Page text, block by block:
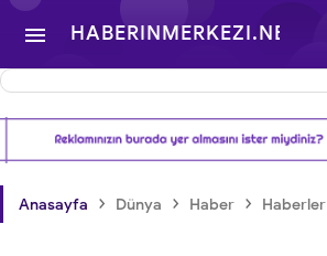
 HABERINMERKEZI.NET
- TÜRKIYE VE DÜNYA
GÜNDEMINDEN
Anasayfa › Dünya › Haber › Haberler